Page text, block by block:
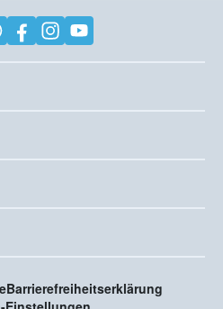
Barrierefreiheitserklärung